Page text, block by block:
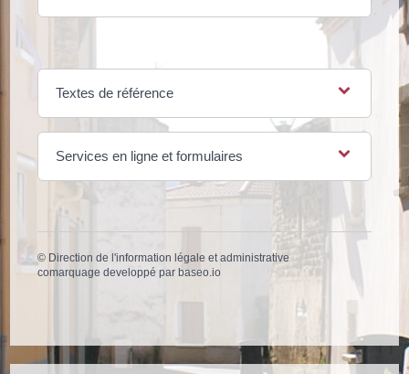
Textes de référence
Services en ligne et formulaires
© Direction de l'information légale et administrative
comarquage developpé parbaseo.io